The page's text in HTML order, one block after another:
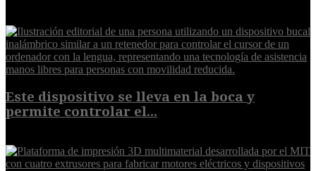
Este dispositivo se lleva en la boca y
permite controlar el...